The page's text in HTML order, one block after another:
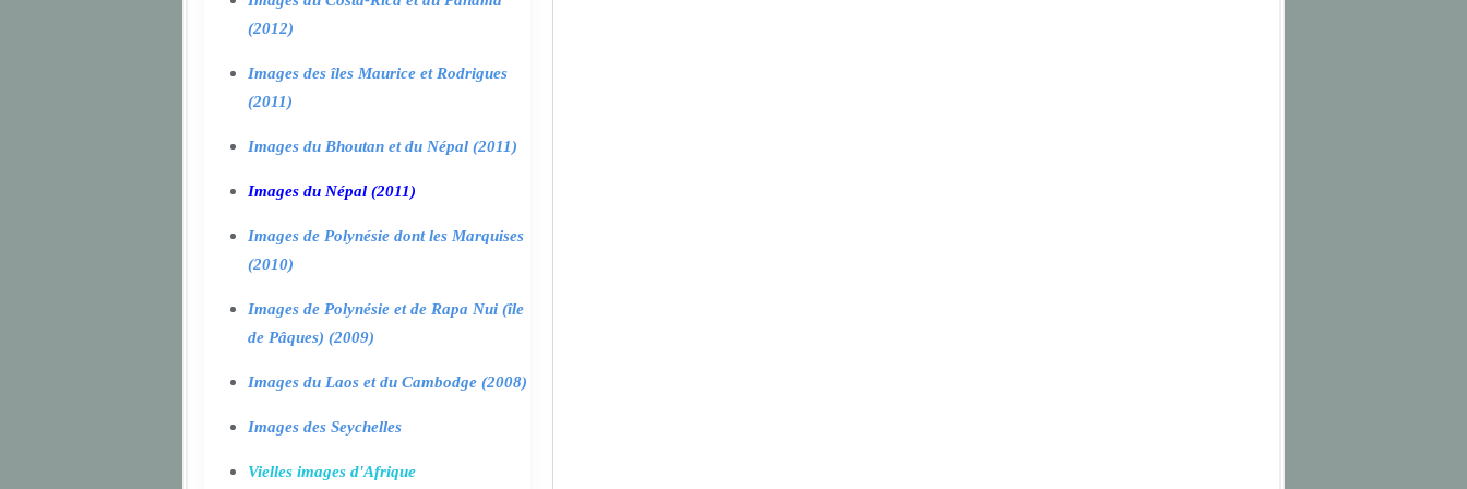
(2012)
Images des îles Maurice et Rodrigues
(2011)
Images du Bhoutan et du Népal (2011)
Images du Népal (2011)
Images de Polynésie dont les Marquises
(2010)
Images de Polynésie et de Rapa Nui (île
de Pâques) (2009)
Images du Laos et du Cambodge (2008)
Images des Seychelles
Vielles images d'Afrique